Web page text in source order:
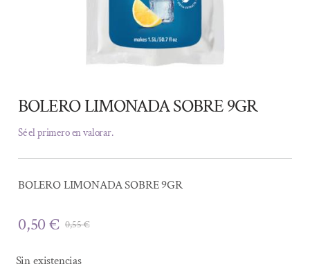
BOLERO LIMONADA SOBRE 9GR
Sé el primero en valorar.
BOLERO LIMONADA SOBRE 9GR
0,55€El
0,50€
El
Sin existencias